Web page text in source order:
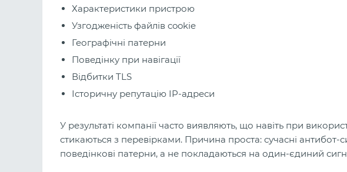
Характеристики пристрою
Узгодженість файлів cookie
Географічні патерни
Поведінку при навігації
Відбитки TLS
Історичну репутацію IP-адреси
У результаті компанії часто виявляють, що навіть при
стикаються з перевірками. Причина проста: сучасні антибот-
поведінкові патерни, а не покладаються на один-єдиний